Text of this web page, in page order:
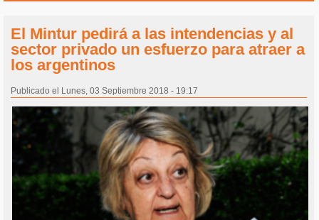
El Mintur pedirá a las intendencias y al
sector privado un esfuerzo para atraer a
los argentinos
Publicado el Lunes, 03 Septiembre 2018 - 19:17